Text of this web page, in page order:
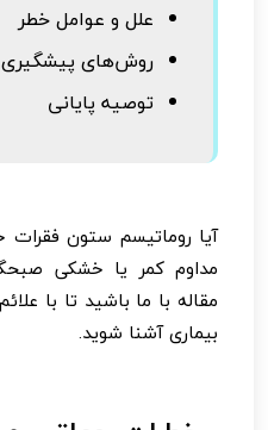
علل و عوامل خطر
روش‌های پیشگیری
توصیه پایانی
آیا روماتیسم ستون فقرات
مداوم کمر یا خشکی
مقاله با ما باشید تا با
بیماری آشنا شوید.